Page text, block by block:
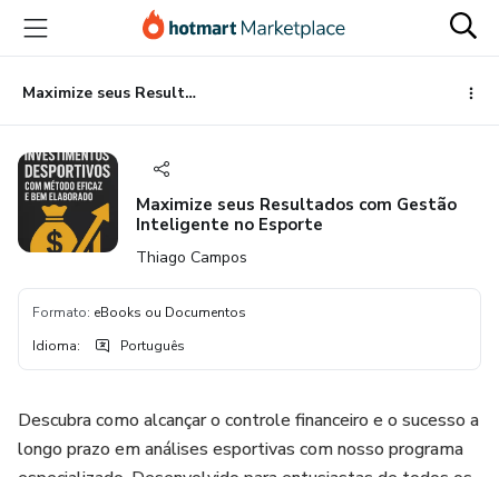
para
conteúdo
principal
para
pagamento
para
rodapé
Maximize seus Resultados com Gestão Inteligente no Esporte
Maximize seus Resultados com Gestão
Inteligente no Esporte
Thiago Campos
Formato: eBooks ou Documentos
Idioma: Português
Descubra como alcançar o controle financeiro e o sucesso a
longo prazo em análises esportivas com nosso programa